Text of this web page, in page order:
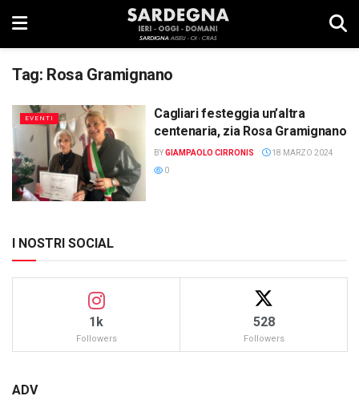
Tag: Rosa Gramignano
EVENTI
Cagliari festeggia un’altra
centenaria, zia Rosa Gramignano
BYGIAMPAOLO CIRRONIS
18 MARZO 2024
0
I NOSTRI SOCIAL
1k
Followers
528
Followers
ADV